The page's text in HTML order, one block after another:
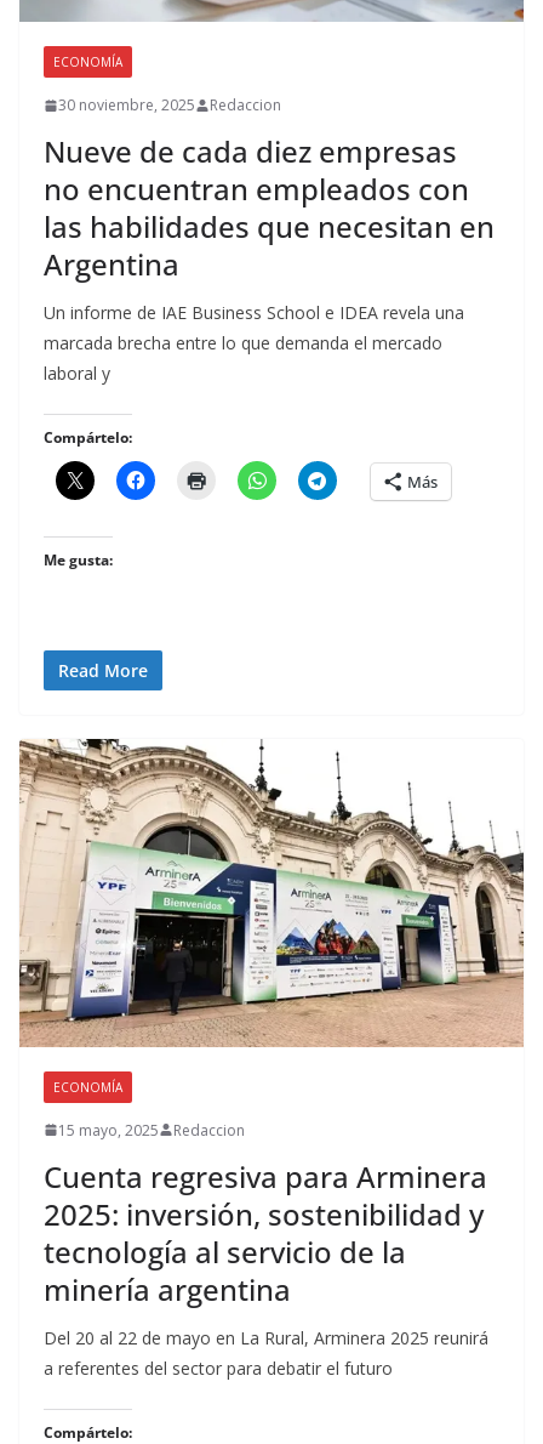
ECONOMÍA
30 noviembre, 2025 Redaccion
Nueve de cada diez empresas
no encuentran empleados con
las habilidades que necesitan en
Argentina
Un informe de IAE Business School e IDEA revela una
marcada brecha entre lo que demanda el mercado
laboral y
Compártelo:
Más
Me gusta:
Read More
ECONOMÍA
15 mayo, 2025 Redaccion
Cuenta regresiva para Arminera
2025: inversión, sostenibilidad y
tecnología al servicio de la
minería argentina
Del 20 al 22 de mayo en La Rural, Arminera 2025 reunirá
a referentes del sector para debatir el futuro
Compártelo: